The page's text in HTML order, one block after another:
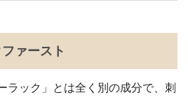
ァースト
ラック」とは全く別の成分で、刺